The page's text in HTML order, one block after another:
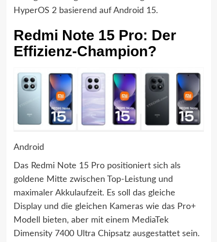
HyperOS 2 basierend auf Android 15.
Redmi Note 15 Pro: Der
Effizienz-Champion?
Android
Das Redmi Note 15 Pro positioniert sich als
goldene Mitte zwischen Top-Leistung und
maximaler Akkulaufzeit. Es soll das gleiche
Display und die gleichen Kameras wie das Pro+
Modell bieten, aber mit einem MediaTek
Dimensity 7400 Ultra Chipsatz ausgestattet sein.